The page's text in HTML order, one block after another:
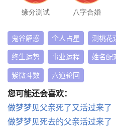
缘分测试 八字合婚
鬼谷解惑 个人占星 测桃花
终生运势 事业运程 姓名配
紫微斗数 六道轮回
您可能还会喜欢：
做梦梦见父亲死了又活过来了
做梦梦见死去的父亲活过来了